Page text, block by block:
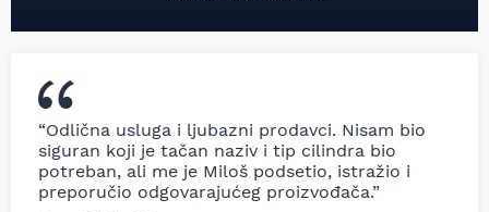
“Odlična usluga i ljubazni prodavci. Nisam bio
siguran koji je tačan naziv i tip cilindra bio
potreban, ali me je Miloš podsetio, istražio i
preporučio odgovarajućeg proizvođača.”